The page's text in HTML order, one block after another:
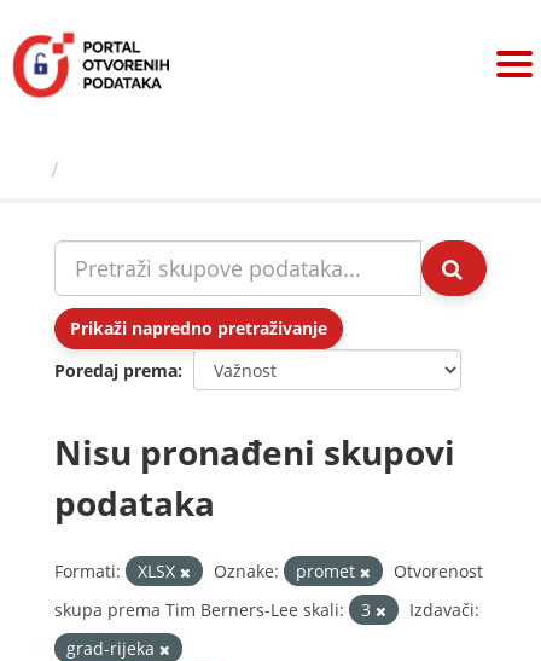
sadržaj
Prikaži napredno pretraživanje
Poredaj prema
Nisu pronađeni skupovi
podataka
Formati: XLSX Oznake: promet
Otvorenost
skupa prema Tim Berners-Lee skali:
3
Izdavači:
grad-rijeka